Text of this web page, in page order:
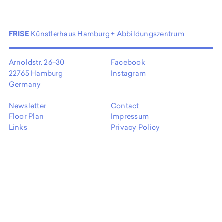
FRISE Künstlerhaus Hamburg + Abbildungszentrum
Arnoldstr. 26–30
22765 Hamburg
Germany
Facebook
Instagram
Newsletter
Floor Plan
Links
Contact
Impressum
Privacy Policy